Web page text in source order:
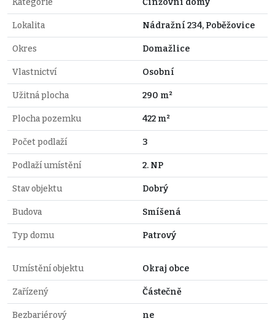
Kategorie Činžovní domy
Lokalita Nádražní 234, Poběžovice
Okres Domažlice
Vlastnictví Osobní
Užitná plocha 290 m²
Plocha pozemku 422 m²
Počet podlaží 3
Podlaží umístění 2. NP
Stav objektu Dobrý
Budova Smíšená
Typ domu Patrový
Umístění objektu Okraj obce
Zařízený Částečně
Bezbariérový ne